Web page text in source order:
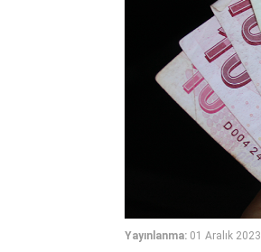
Yayınlanma: 01 Aralık